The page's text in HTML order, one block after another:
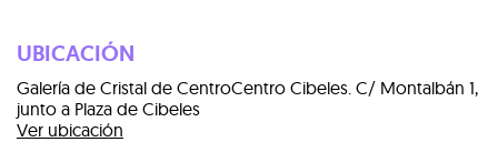
UBICACIÓN
Galería de Cristal de CentroCentro Cibeles. C/ Montalbán 1,
junto a Plaza de Cibeles
Ver ubicación